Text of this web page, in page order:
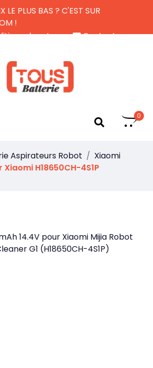
LE PLUS BAS ? C'EST SUR
!
de retour
Contactez-nous
0
Aspirateurs Robot
Xiaomi
H18650CH-4S1P